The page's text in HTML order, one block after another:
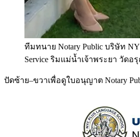
ทีมทนาย Notary Public บริษัท
Service ริมแม่น้ำเจ้าพระยา วัดอ
ปัดซ้าย–ขวาเพื่อดูใบอนุญาต Notary